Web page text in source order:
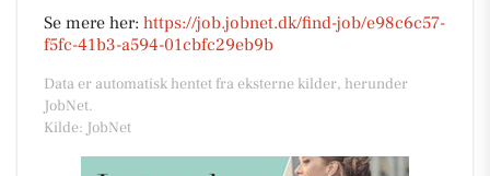
Se mere her: https://job.jobnet.dk/find-job/e98c6c57-
f5fc-41b3-a594-01cbfc29eb9b
Data er automatisk hentet fra eksterne kilder, herunder
JobNet.
Kilde: JobNet